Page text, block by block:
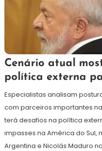
8
de
janeiro
de
2025
Redação
Cenário atual
política externa
Especialistas analisam
com parceiros importantes na
terá desafios na política
impasses na América do Sul,
Argentina e Nicolás Maduro